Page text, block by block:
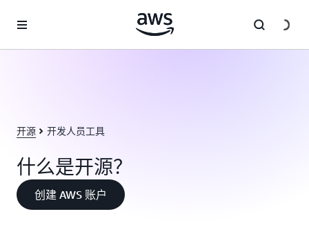
开源 开发人员工具
什么是开源？
创建 AWS 账户